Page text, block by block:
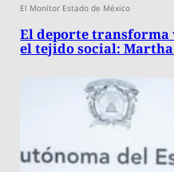
El Monitor Estado de México
El deporte transforma
el tejido social: Martha